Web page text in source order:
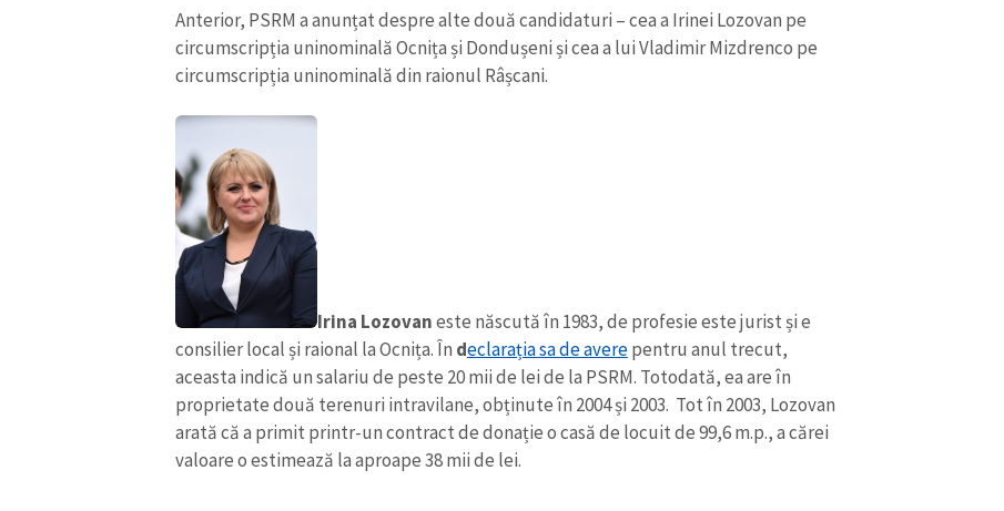
Anterior, PSRM a anunțat despre alte două candidaturi – cea a Irinei Lozovan pe
circumscripția uninominală Ocnița și Dondușeni și cea a lui Vladimir Mizdrenco pe
circumscripția uninominală din raionul Râșcani.
Irina Lozovaneste născută în 1983, de profesie este jurist și e
consilier local și raional la Ocnița. În declarația sa de averepentru anul trecut,
aceasta indică un salariu de peste 20 mii de lei de la PSRM. Totodată, ea are în
proprietate două terenuri intravilane, obținute în 2004 și 2003. Tot în 2003, Lozovan
arată că a primit printr-un contract de donație o casă de locuit de 99,6 m.p., a cărei
valoare o estimează la aproape 38 mii de lei.